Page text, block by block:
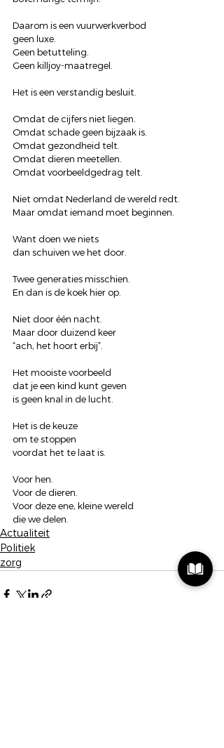
Daarom is een vuurwerkverbod
geen luxe.
Geen betutteling.
Geen killjoy-maatregel.
Het is een verstandig besluit.
Omdat de cijfers niet liegen.
Omdat schade geen bijzaak is.
Omdat gezondheid telt.
Omdat dieren meetellen.
Omdat voorbeeldgedrag telt.
Niet omdat Nederland de wereld redt.
Maar omdat iemand moet beginnen.
Want doen we niets
dan schuiven we het door.
Twee generaties misschien.
En dan is de koek hier op.
Niet door één nacht.
Maar door duizend keer
“ach, het hoort erbij”.
Het mooiste voorbeeld
dat je een kind kunt geven
is geen knal in de lucht.
Het is de keuze
om te stoppen
voordat het te laat is.
Voor hen.
Voor de dieren.
Voor deze ene, kleine wereld
die we delen.
Actualiteit
Politiek
zorg